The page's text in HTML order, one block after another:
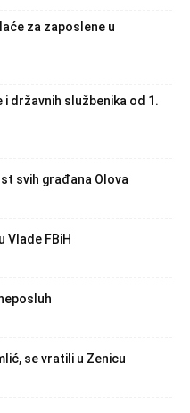
za zaposlene u
državnih službenika od 1.
svih građana Olova
Vlade FBiH
se vratili u Zenicu